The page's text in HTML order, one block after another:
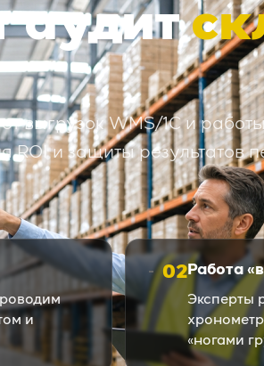
аудит
выгрузок WMS/1С и
и защиты результатов
и
02 Работа
Эксперты
«ногами